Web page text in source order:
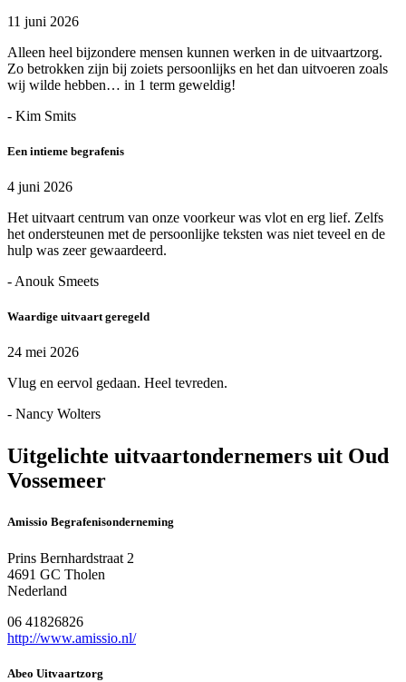
11 juni 2026
Alleen heel bijzondere mensen kunnen werken in de uitvaartzorg.
Zo betrokken zijn bij zoiets persoonlijks en het dan uitvoeren zoals
wij wilde hebben… in 1 term geweldig!
- Kim Smits
Een intieme begrafenis
4 juni 2026
Het uitvaart centrum van onze voorkeur was vlot en erg lief. Zelfs
het ondersteunen met de persoonlijke teksten was niet teveel en de
hulp was zeer gewaardeerd.
- Anouk Smeets
Waardige uitvaart geregeld
24 mei 2026
Vlug en eervol gedaan. Heel tevreden.
- Nancy Wolters
Uitgelichte uitvaartondernemers uit Oud
Vossemeer
Amissio Begrafenisonderneming
Prins Bernhardstraat 2
4691 GC Tholen
Nederland
06 41826826
http://www.amissio.nl/
Abeo Uitvaartzorg